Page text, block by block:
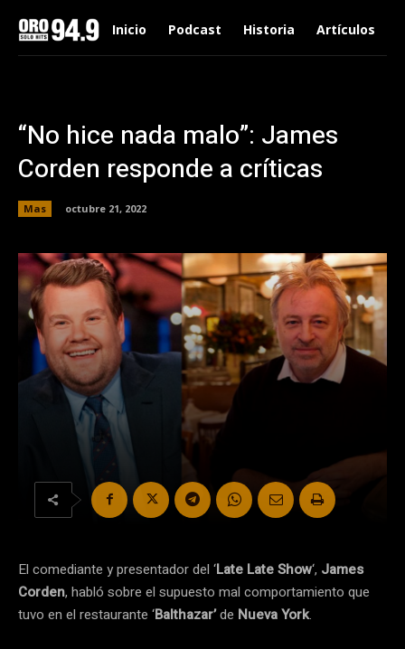
Inicio Podcast Historia Artículos
“No hice nada malo”: James
Corden responde a críticas
Mas octubre 21, 2022
El comediante y presentador del ‘Late Late Show‘, James
Corden, habló sobre el supuesto mal comportamiento que
tuvo en el restaurante ‘Balthazar’de Nueva York.